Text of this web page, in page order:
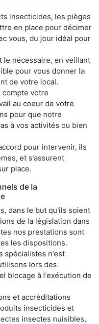
insecticides, les pièges
en place pour décimer
vous, du jour idéal pour
le nécessaire, en veillant
pour vous donner la
de votre local.
compte votre
au coeur de votre
pour que notre
à vos activités ou bien
pour intervenir, ils
et s'assurent
place.
de la
dans le but qu'ils soient
de la législation dans
nos prestations sont
les dispositions.
spécialistes n'est
lors des
blocage à l'exécution de
et accréditations
insecticides et
insectes nuisibles,